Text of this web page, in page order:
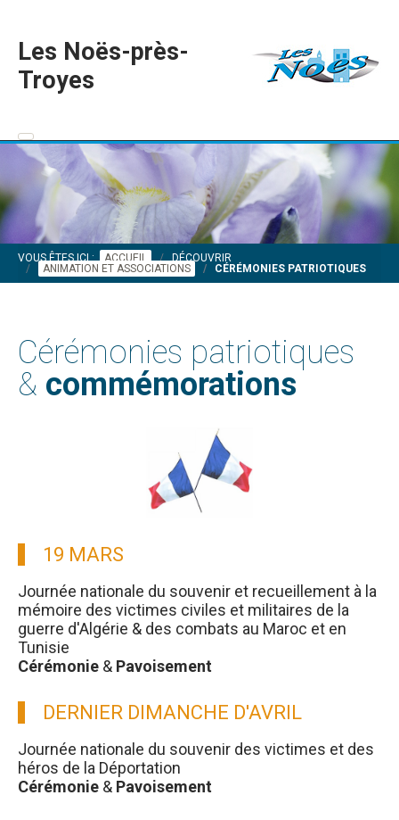
Les Noës-près-
Troyes
VOUS ÊTES ICI : ACCUEIL
DÉCOUVRIR
ANIMATION ET ASSOCIATIONS
CÉRÉMONIES PATRIOTIQUES
Cérémonies patriotiques
& commémorations
19 MARS
Journée nationale du souvenir et recueillement à la
mémoire des victimes civiles et militaires de la
guerre d'Algérie & des combats au Maroc et en
Tunisie
Cérémonie & Pavoisement
DERNIER DIMANCHE D'AVRIL
Journée nationale du souvenir des victimes et des
héros de la Déportation
Cérémonie & Pavoisement